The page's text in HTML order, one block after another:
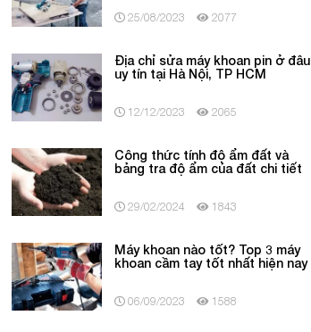
25/08/2023 2077
Địa chỉ sửa máy khoan pin ở đâu
uy tín tại Hà Nội, TP HCM
12/12/2023 2065
Công thức tính độ ẩm đất và
bảng tra độ ẩm của đất chi tiết
29/02/2024 1843
Máy khoan nào tốt? Top 3 máy
khoan cầm tay tốt nhất hiện nay
06/09/2023 1588